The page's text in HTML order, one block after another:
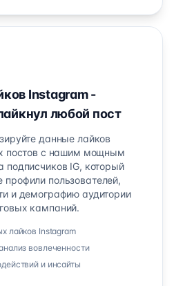
Instagram -
любой пост
данные лайков
постов с нашим мощным
подписчиков IG, который
пользователей,
и демографию аудитории
кампаний.
лайков Instagram
вовлеченности
и инсайты